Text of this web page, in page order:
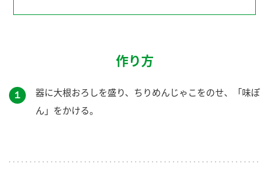
作り方
１
器に大根おろしを盛り、ちりめんじゃこをのせ、「味ぽ
ん」をかける。